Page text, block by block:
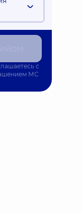
с
МС